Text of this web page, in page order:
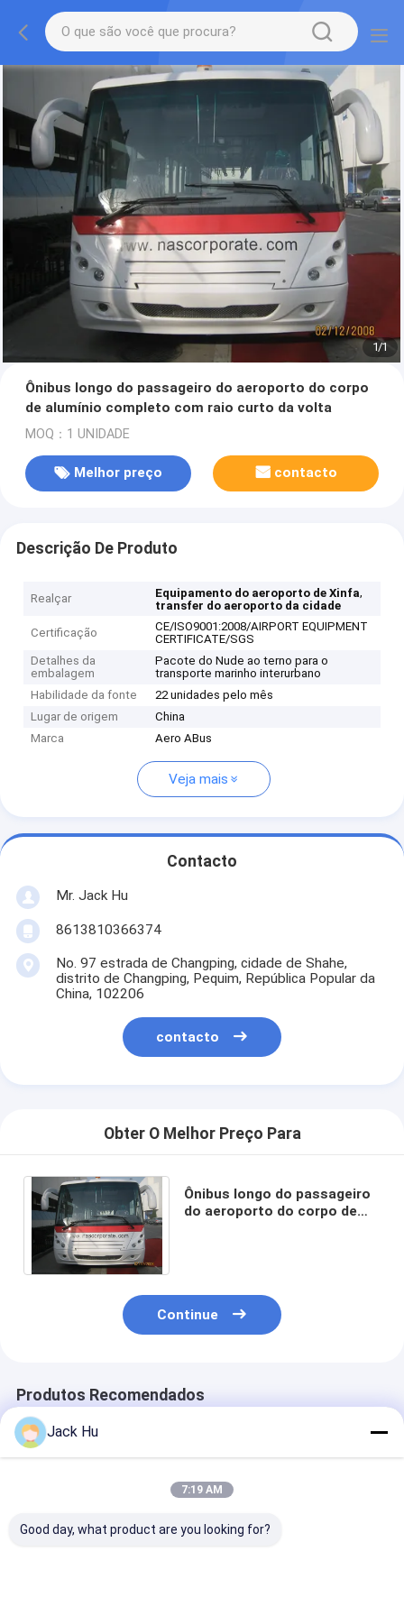
1/1
Ônibus longo do passageiro do aeroporto do corpo
de alumínio completo com raio curto da volta
MOQ：1 UNIDADE
Melhor preço contacto
Descrição De Produto
Realçar Equipamento do aeroporto de Xinfa,
transfer do aeroporto da cidade
Certificação
CE/ISO9001:2008/AIRPORT EQUIPMENT
CERTIFICATE/SGS
Detalhes da
embalagem
Pacote do Nude ao terno para o
transporte marinho interurbano
Habilidade da fonte
22 unidades pelo mês
Lugar de origem
China
Marca
Aero ABus
Veja mais
Contacto
Mr. Jack Hu
8613810366374
No. 97 estrada de Changping, cidade de Shahe,
distrito de Changping, Pequim, República Popular da
China, 102206
contacto
Obter O Melhor Preço Para
Ônibus longo do passageiro
do aeroporto do corpo de
Continue
Produtos Recomendados
Jack Hu
7:19 AM
Good day, what product are you looking for?